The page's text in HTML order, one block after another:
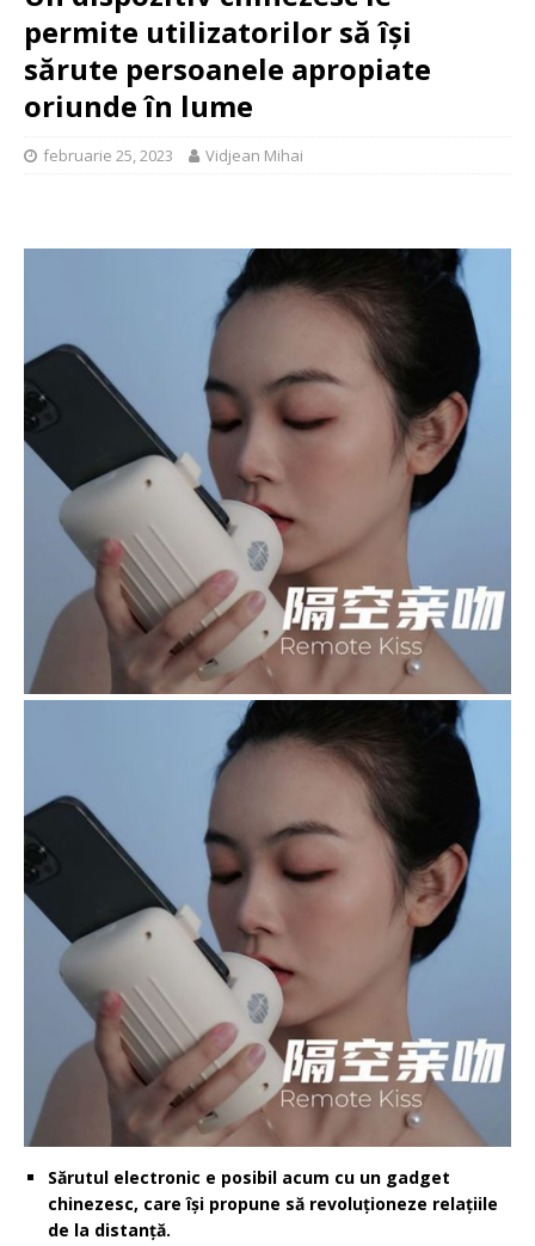
permite utilizatorilor să își
sărute persoanele apropiate
oriunde în lume
februarie 25, 2023 Vidjean Mihai
Sărutul electronic e posibil acum cu un gadget
chinezesc, care își propune să revoluționeze relațiile
de la distanță.